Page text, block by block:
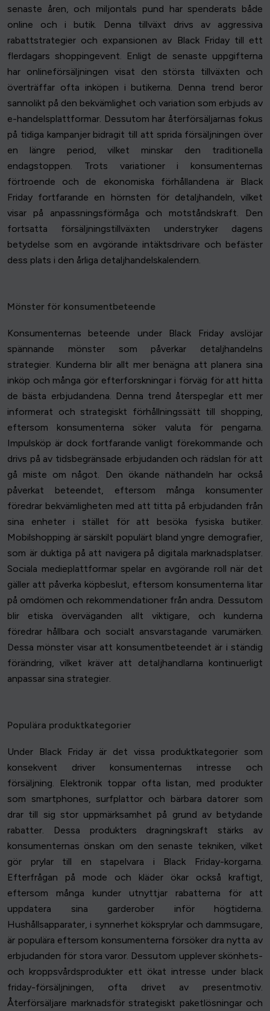
senaste åren, och miljontals pund har spenderats både
online och i butik. Denna tillväxt drivs av aggressiva
rabattstrategier och expansionen av Black Friday till ett
flerdagars shoppingevent. Enligt de senaste uppgifterna
har onlineförsäljningen visat den största tillväxten och
överträffar ofta inköpen i butikerna. Denna trend beror
sannolikt på den bekvämlighet och variation som erbjuds av
e-handelsplattformar. Dessutom har återförsäljarnas fokus
på tidiga kampanjer bidragit till att sprida försäljningen över
en längre period, vilket minskar den traditionella
endagstoppen. Trots variationer i konsumenternas
förtroende och de ekonomiska förhållandena är Black
Friday fortfarande en hörnsten för detaljhandeln, vilket
visar på anpassningsförmåga och motståndskraft. Den
fortsatta försäljningstillväxten understryker dagens
betydelse som en avgörande intäktsdrivare och befäster
dess plats i den årliga detaljhandelskalendern.
Mönster för konsumentbeteende
Konsumenternas beteende under Black Friday avslöjar
spännande mönster som påverkar detaljhandelns
strategier. Kunderna blir allt mer benägna att planera sina
inköp och många gör efterforskningar i förväg för att hitta
de bästa erbjudandena. Denna trend återspeglar ett mer
informerat och strategiskt förhållningssätt till shopping,
eftersom konsumenterna söker valuta för pengarna.
Impulsköp är dock fortfarande vanligt förekommande och
drivs på av tidsbegränsade erbjudanden och rädslan för att
gå miste om något. Den ökande näthandeln har också
påverkat beteendet, eftersom många konsumenter
föredrar bekvämligheten med att titta på erbjudanden från
sina enheter i stället för att besöka fysiska butiker.
Mobilshopping är särskilt populärt bland yngre demografier,
som är duktiga på att navigera på digitala marknadsplatser.
Sociala medieplattformar spelar en avgörande roll när det
gäller att påverka köpbeslut, eftersom konsumenterna litar
på omdömen och rekommendationer från andra. Dessutom
blir etiska överväganden allt viktigare, och kunderna
föredrar hållbara och socialt ansvarstagande varumärken.
Dessa mönster visar att konsumentbeteendet är i ständig
förändring, vilket kräver att detaljhandlarna kontinuerligt
anpassar sina strategier.
Populära produktkategorier
Under Black Friday är det vissa produktkategorier som
konsekvent driver konsumenternas intresse och
försäljning. Elektronik toppar ofta listan, med produkter
som smartphones, surfplattor och bärbara datorer som
drar till sig stor uppmärksamhet på grund av betydande
rabatter. Dessa produkters dragningskraft stärks av
konsumenternas önskan om den senaste tekniken, vilket
gör prylar till en stapelvara i Black Friday-korgarna.
Efterfrågan på mode och kläder ökar också kraftigt,
eftersom många kunder utnyttjar rabatterna för att
uppdatera sina garderober inför högtiderna.
Hushållsapparater, i synnerhet köksprylar och dammsugare,
är populära eftersom konsumenterna försöker dra nytta av
erbjudanden för stora varor. Dessutom upplever skönhets-
och kroppsvårdsprodukter ett ökat intresse under black
friday-försäljningen, ofta drivet av presentmotiv.
Återförsäljare marknadsför strategiskt paketlösningar och